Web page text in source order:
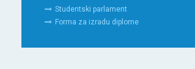
Studentski parlament
Forma za izradu diplome